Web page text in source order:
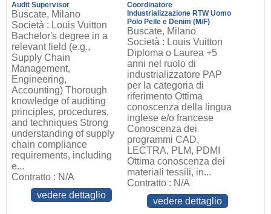
Audit Supervisor
Buscate, Milano
Società : Louis Vuitton
Bachelor's degree in a
relevant field (e.g.,
Supply Chain
Management,
Engineering,
Accounting) Thorough
knowledge of auditing
principles, procedures,
and techniques Strong
understanding of supply
chain compliance
requirements, including
e...
Contratto : N/A
vedere dettaglio
Coordinatore
Industrializzazione RTW Uomo
Polo Pelle e Denim (M/F)
Buscate, Milano
Società : Louis Vuitton
Diploma o Laurea +5
anni nel ruolo di
industrializzatore PAP
per la categoria di
riferimento Ottima
conoscenza della lingua
inglese e/o francese
Conoscenza dei
programmi CAD,
LECTRA, PLM, PDMI
Ottima conoscenza dei
materiali tessili, in...
Contratto : N/A
vedere dettaglio